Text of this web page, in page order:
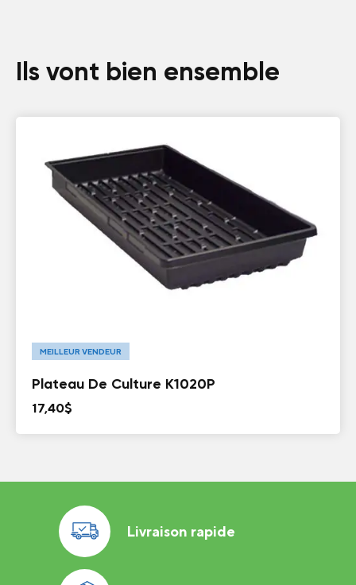
Ils vont bien ensemble
MEILLEUR VENDEUR
Plateau De Culture K1020P
17,40$
Livraison rapide